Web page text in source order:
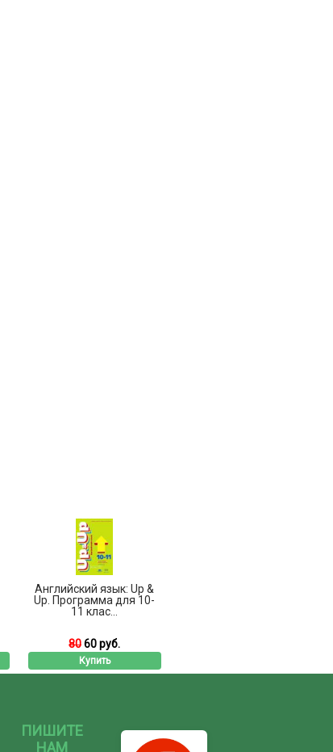
Английский язык: Up &
Up. Программа для 10-
11 клас...
8060 руб.
Купить
ПИШИТЕ
НАМ